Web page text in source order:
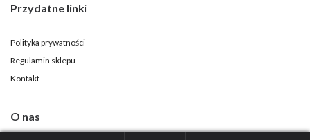
Przydatne linki
Polityka prywatności
Regulamin sklepu
Kontakt
O nas